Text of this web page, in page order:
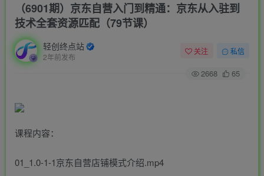
（6901期）京东自营入门到精通：京东从入驻到
技术全套资源匹配（79节课）
轻创终点站
2年前发布
关注 私信
2668 65
课程内容：
01_1.0-1-1京东自营店铺模式介绍.mp4